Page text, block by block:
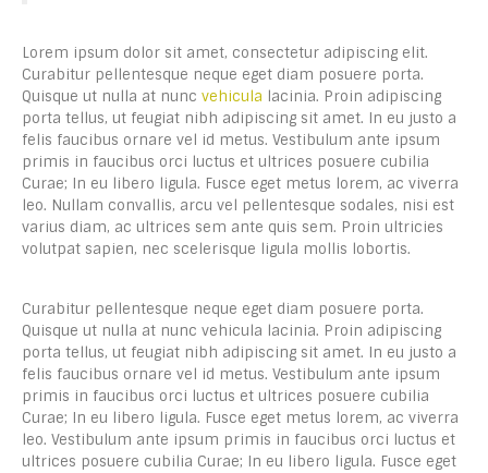
Lorem ipsum dolor sit amet, consectetur adipiscing elit.
Curabitur pellentesque neque eget diam posuere porta.
Quisque ut nulla at nunc vehicula lacinia. Proin adipiscing
porta tellus, ut feugiat nibh adipiscing sit amet. In eu justo a
felis faucibus ornare vel id metus. Vestibulum ante ipsum
primis in faucibus orci luctus et ultrices posuere cubilia
Curae; In eu libero ligula. Fusce eget metus lorem, ac viverra
leo. Nullam convallis, arcu vel pellentesque sodales, nisi est
varius diam, ac ultrices sem ante quis sem. Proin ultricies
volutpat sapien, nec scelerisque ligula mollis lobortis.
Curabitur pellentesque neque eget diam posuere porta.
Quisque ut nulla at nunc vehicula lacinia. Proin adipiscing
porta tellus, ut feugiat nibh adipiscing sit amet. In eu justo a
felis faucibus ornare vel id metus. Vestibulum ante ipsum
primis in faucibus orci luctus et ultrices posuere cubilia
Curae; In eu libero ligula. Fusce eget metus lorem, ac viverra
leo. Vestibulum ante ipsum primis in faucibus orci luctus et
ultrices posuere cubilia Curae; In eu libero ligula. Fusce eget